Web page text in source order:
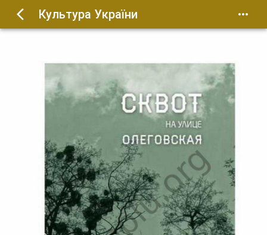
Культура України